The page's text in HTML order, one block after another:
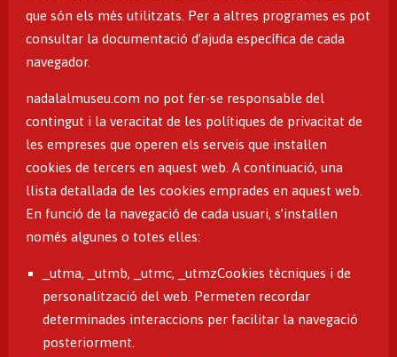
que són els més utilitzats. Per a altres programes es pot
consultar la documentació d’ajuda específica de cada
navegador.
nadalalmuseu.com no pot fer-se responsable del
contingut i la veracitat de les polítiques de privacitat de
les empreses que operen els serveis que instal·len
cookies de tercers en aquest web. A continuació, una
llista detallada de les cookies emprades en aquest web.
En funció de la navegació de cada usuari, s’instal·len
només algunes o totes elles:
_utma, _utmb, _utmc, _utmzCookies tècniques i de
personalització del web. Permeten recordar
determinades interaccions per facilitar la navegació
posteriorment.